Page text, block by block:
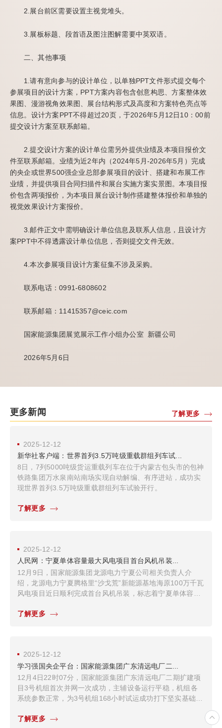
2.展台前区需要设置主视觉堆头。
3.展板标题、段首语及图注图解需要中英双语。
二、其他事项
1.请有意向参与的设计单位，以单独PPT文件形式提交每个
参展项目的设计方案，PPT方案内容包含创意构思、方案整体效
果图、漫游视角效果图、展台结构形式及高度和方案特色亮点等
信息。设计方案PPT不得超过20页，于2026年5月12日10：00前
提交设计方案至联系邮箱。
2.提交设计方案的设计单位需另外提供业绩及本项目报价文
件至联系邮箱。业绩为近2年内（2024年5月-2026年5月）完成
的央企或世界500强企业总部参展项目的设计、搭建和布展工作
业绩，并提供项目合同扫描件和展台实施方案实景图。本项目报
价包含两项报价，为本项目展台设计制作搭建整体报价和单独的
视觉效果设计方案报价。
3.邮件正文中需明确设计单位信息及联系人信息，且设计方
案PPT中不得透露设计单位信息，否则提交文件无效。
4.本次参展项目设计方案征集不涉及采购。
联系电话：0991-6808602
联系邮箱：11415357@ceic.com
国家能源集团展览展示工作小组办公室 新疆公司
2026年5月6日
更多新闻 了解更多
2025-12-12
新华社客户端：世界首列3.5万吨级重载群组列车试...
8日，7列5000吨级货运重载列车在位于内蒙古包头市的包神
铁路集团万水泉南站南场实现自动解编、有序进站，成功实
现世界首列3.5万吨级重载群组列车试验开行。
了解更多
2025-12-12
人民网：宁夏单体容量最大风电项目首台风机吊装...
12月9日，国家能源集团龙源电力宁夏公司相关负责人介
绍，龙源电力宁夏腾格里“沙戈荒”新能源基地海原100万千瓦
风电项目近日顺利完成首台风机吊装，标志着宁夏单体容量
了解更多
2025-12-12
学习强国央企平台：国家能源集团广东清远电厂二...
12月4日22时07分，国家能源集团广东清远电厂二期扩建项
目3号机组首次并网一次成功，主辅设备运行平稳，机组各
系统参数正常，为3号机组168小时试运成功打下坚实基础，
力。
了解更多